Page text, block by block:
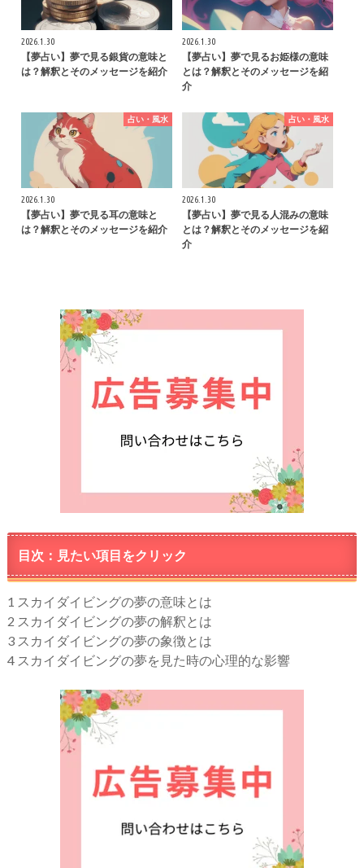
2026.1.30
【夢占い】夢で見る銀貨の意味と
は？解釈とそのメッセージを紹介
2026.1.30
【夢占い】夢で見るお姫様の意味
とは？解釈とそのメッセージを紹
介
占い・風水
2026.1.30
【夢占い】夢で見る耳の意味と
は？解釈とそのメッセージを紹介
占い・風水
2026.1.30
【夢占い】夢で見る人混みの意味
とは？解釈とそのメッセージを紹
介
目次：見たい項目をクリック
1 スカイダイビングの夢の意味とは
2 スカイダイビングの夢の解釈とは
3スカイダイビングの夢の象徴とは
4スカイダイビングの夢を見た時の心理的な影響